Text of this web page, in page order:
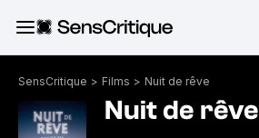
SensCritique > Films > Nuit de rêve
Nuit de rêve